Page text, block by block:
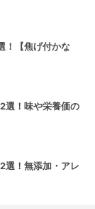
！【焦げ付かな
選！味や栄養価の
選！無添加・アレ